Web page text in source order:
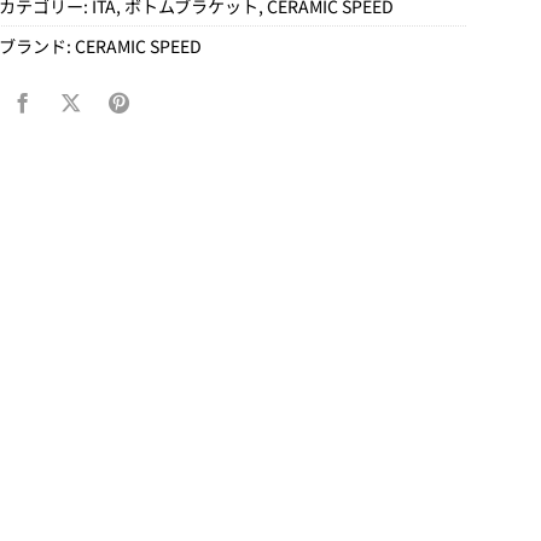
カテゴリー: ITA, ボトムブラケット,CERAMIC SPEED
ブランド:CERAMIC SPEED